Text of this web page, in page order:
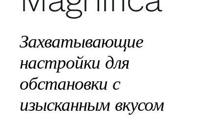
Захватывающие
настройки для
обстановки с
изысканным вкусом